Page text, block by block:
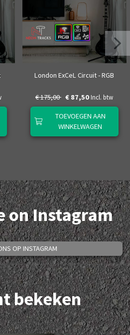
London ExCeL Circuit - RGB
€ 175,00 € 87,50 Incl. btw
TOEVOEGEN AAN
WINKELWAGEN
on Instagram
OP INSTAGRAM
bekeken